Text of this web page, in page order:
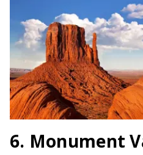
6. Monument